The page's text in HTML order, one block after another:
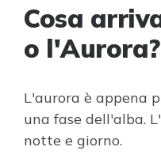
Cosa
o l'Aurora?
L'aurora è appena
una fase dell'alba.
notte e giorno.